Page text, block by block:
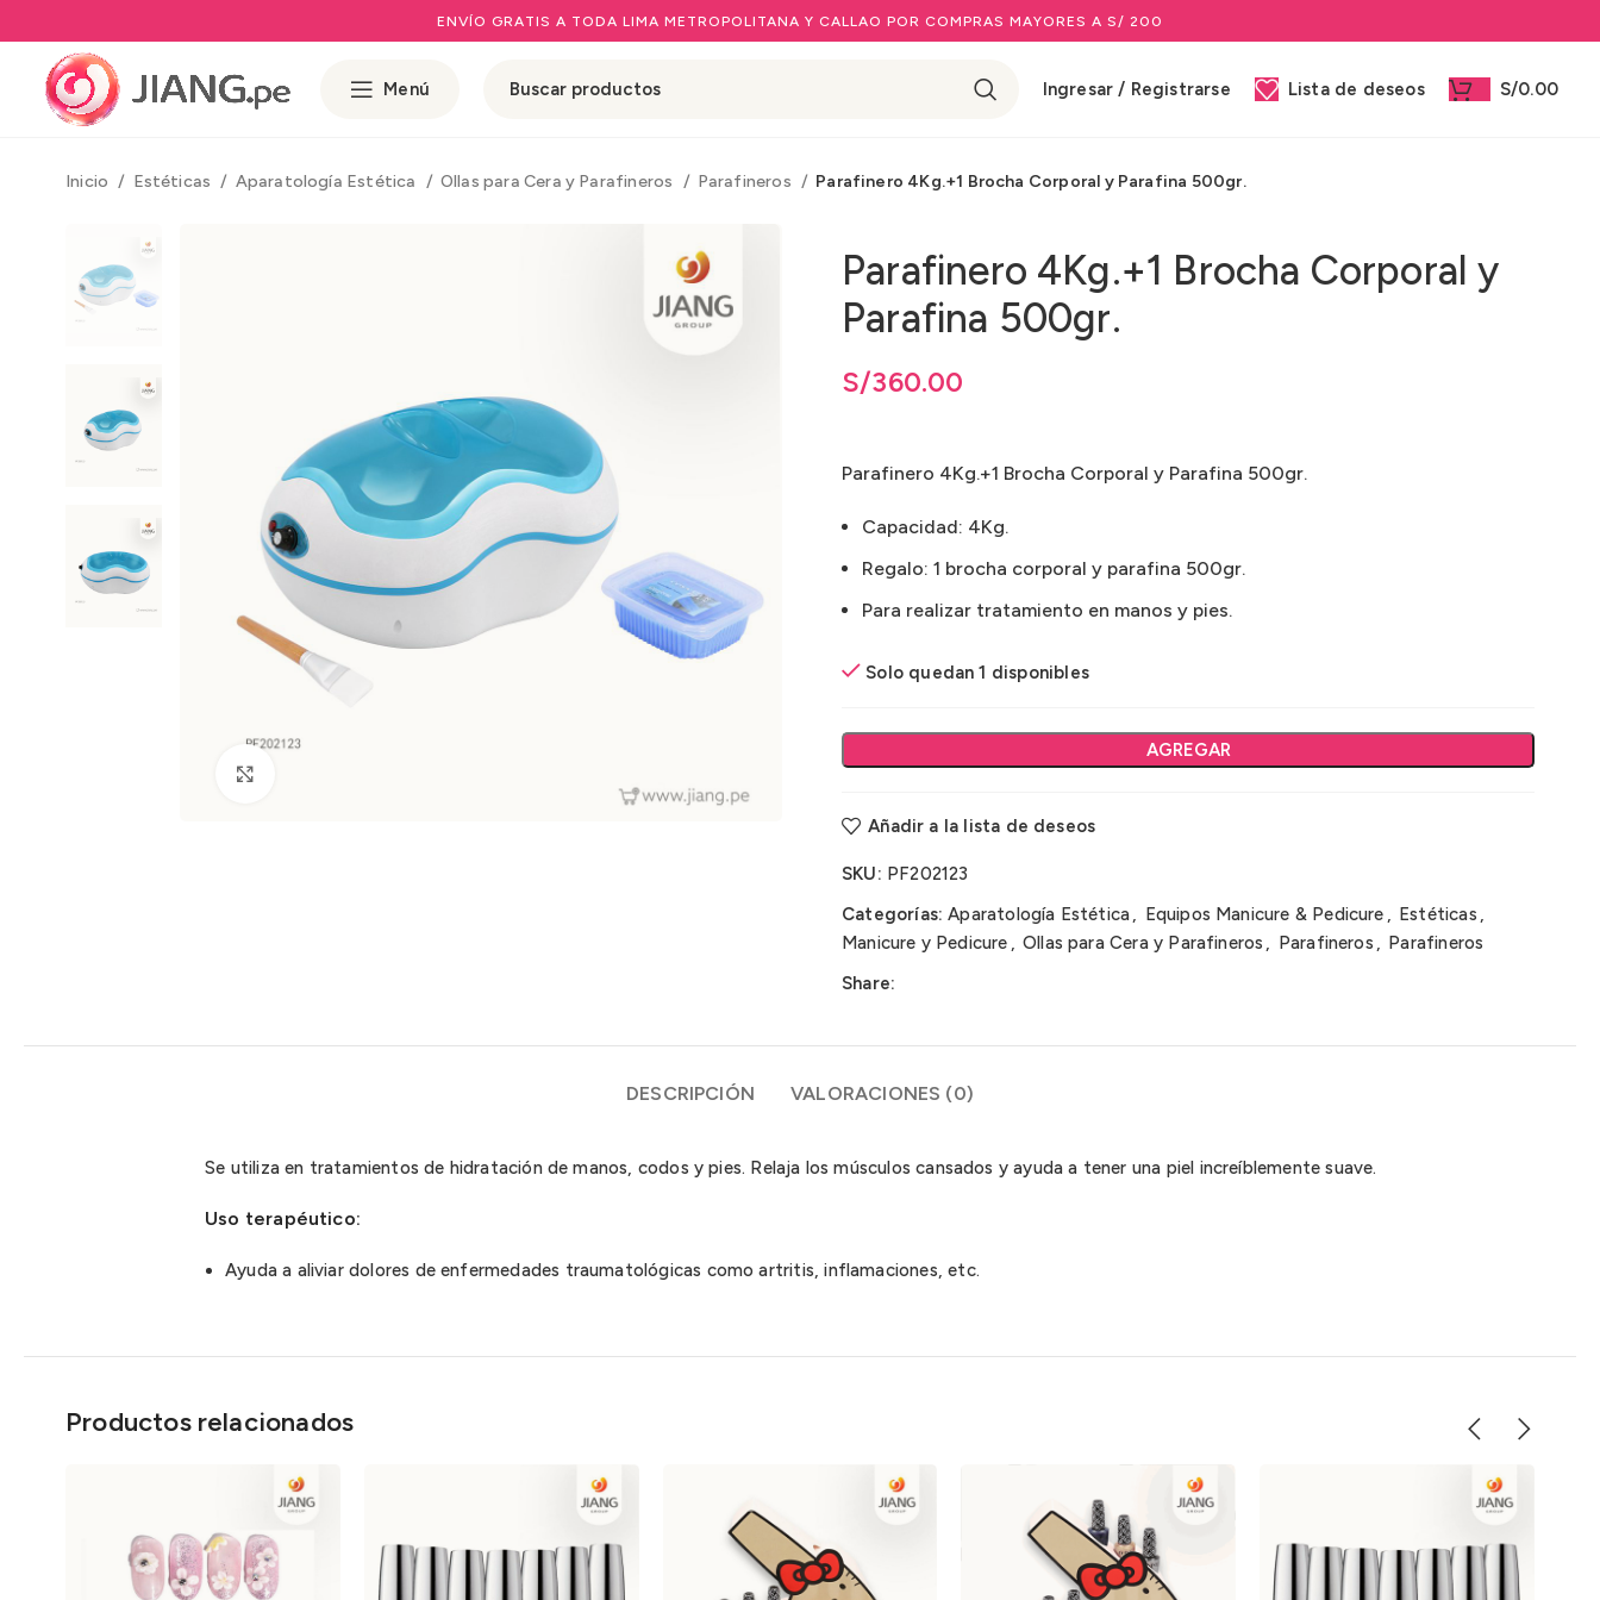
ENVÍO GRATIS A TODA LIMA METROPOLITANA Y CALLAO POR COMPRAS MAYORES A S/ 200
Menú Ingresar / Registrarse Lista de deseos S/0.00
Inicio Estéticas Aparatología Estética Ollas para Cera y Parafineros Parafineros Parafinero 4Kg.+1 Brocha Corporal y Parafina 500gr.
Parafinero 4Kg.+1 Brocha Corporal y
Parafina 500gr.
S/360.00
Parafinero 4Kg.+1 Brocha Corporal y Parafina 500gr.
Capacidad: 4Kg.
Regalo: 1 brocha corporal y parafina 500gr.
Para realizar tratamiento en manos y pies.
Solo quedan 1 disponibles
AGREGAR
Añadir a la lista de deseos
SKU: PF202123
Categorías: Aparatología Estética, Equipos Manicure & Pedicure , Estéticas ,
Manicure y Pedicure , Ollas para Cera y Parafineros , Parafineros , Parafineros
Share:
DESCRIPCIÓN VALORACIONES (0)
Se utiliza en tratamientos de hidratación de manos, codos y pies. Relaja los músculos cansados y ayuda a tener una piel increíblemente suave.
Uso terapéutico:
Ayuda a aliviar dolores de enfermedades traumatológicas como artritis, inflamaciones, etc.
Productos relacionados